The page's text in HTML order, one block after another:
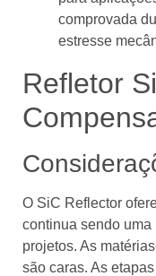
comprovada
estresse
Refletor
O SiC Reflector
continua sendo
projetos. As
são caras. As